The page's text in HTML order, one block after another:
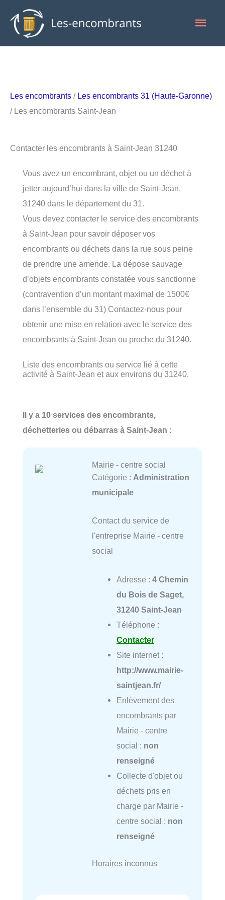
contenu
Les encombrants / Les encombrants 31 (Haute-Garonne)
/ Les encombrants Saint-Jean
Contacter les encombrants à Saint-Jean 31240
Vous avez un encombrant, objet ou un déchet à
jetter aujourd’hui dans la ville de Saint-Jean,
31240 dans le département du 31.
Vous devez contacter le service des encombrants
à Saint-Jean pour savoir déposer vos
encombrants ou déchets dans la rue sous peine
de prendre une amende. La dépose sauvage
d’objets encombrants constatée vous sanctionne
(contravention d’un montant maximal de 1500€
dans l’ensemble du 31) Contactez-nous pour
obtenir une mise en relation avec le service des
encombrants à Saint-Jean ou proche du 31240.
Liste des encombrants ou service lié à cette
activité à Saint-Jean et aux environs du 31240.
Il y a 10 services des encombrants,
déchetteries ou débarras à Saint-Jean :
Mairie - centre social
Catégorie : Administration
municipale
Contact du service de
l'entreprise Mairie - centre
social
Adresse : 4 Chemin
du Bois de Saget,
31240 Saint-Jean
Téléphone :
Contacter
Site internet :
http://www.mairie-
saintjean.fr/
Enlèvement des
encombrants par
Mairie - centre
social : non
renseigné
Collecte d'objet ou
déchets pris en
charge par Mairie -
centre social : non
renseigné
Horaires inconnus